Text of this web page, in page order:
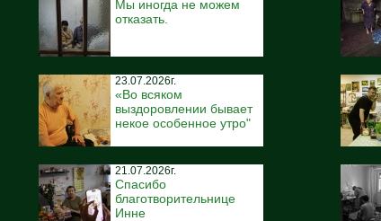
Мы иногда не можем
отказать.
23.07.2026г.
«Во всяком
выздоровлении бывает
некое особенное утро"
21.07.2026г.
Спасибо
благотворительнице
Инне